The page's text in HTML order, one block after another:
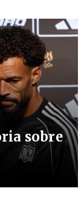
sobre